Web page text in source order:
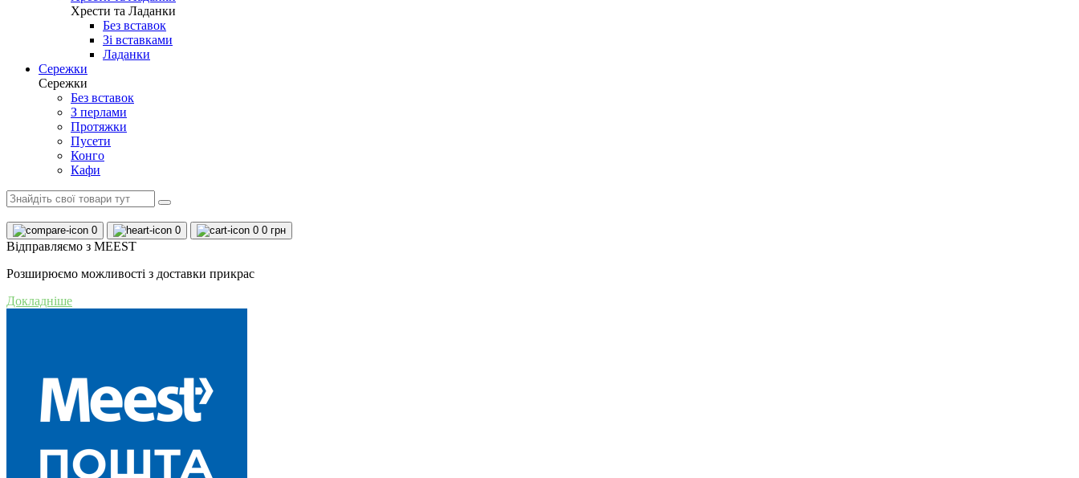
Хрести та Ладанки
Без вставок
Зі вставками
Ладанки
Сережки
Сережки
Без вставок
З перлами
Протяжки
Пусети
Конго
Кафи
0 0 0 0 грн
Відправляємо з MEEST
Розширюємо можливості з доставки прикрас
Докладніше